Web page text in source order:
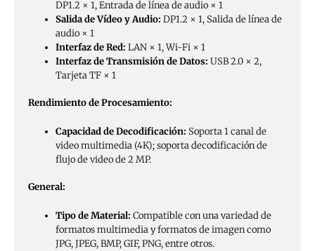
DP1.2 × 1, Entrada de línea de audio × 1
Salida de Vídeo y Audio: DP1.2 × 1, Salida de línea de
audio × 1
Interfaz de Red: LAN × 1, Wi-Fi × 1
Interfaz de Transmisión de Datos: USB 2.0 × 2,
Tarjeta TF × 1
Rendimiento de Procesamiento:
Capacidad de Decodificación: Soporta 1 canal de
video multimedia (4K); soporta decodificación de
flujo de video de 2 MP.
General:
Tipo de Material: Compatible con una variedad de
formatos multimedia y formatos de imagen como
JPG, JPEG, BMP, GIF, PNG, entre otros.